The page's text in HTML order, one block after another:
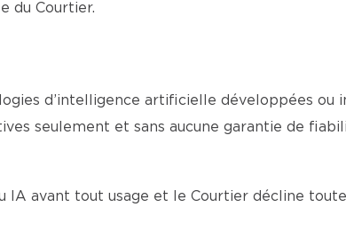
du Courtier.
d’intelligence artificielle développées ou
seulement et sans aucune garantie de
IA avant tout usage et le Courtier décline